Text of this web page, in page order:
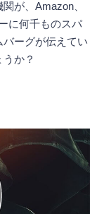
が、Amazon、
に何千ものスパ
ーグが伝えてい
か？